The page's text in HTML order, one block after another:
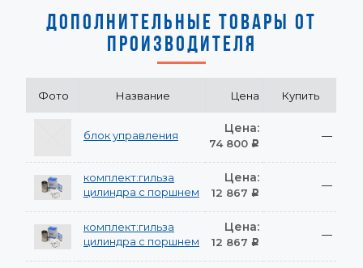
ДОПОЛНИТЕЛЬНЫЕ ТОВАРЫ ОТ
ПРОИЗВОДИТЕЛЯ
Фото Название Цена Купить
блок управления Цена:
74 800 Р
—
комплект:гильза
цилиндра с поршнем
Цена:
12 867 Р
—
комплект:гильза
цилиндра с поршнем
Цена:
12 867 Р
—